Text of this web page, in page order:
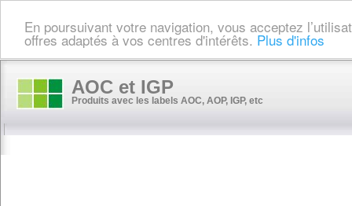
En poursuivant votre navigation, vous acceptez
offres adaptés à vos centres d'intérêts. Plus d'infos
AOC et IGP
Produits avec les labels AOC, AOP, IGP, etc